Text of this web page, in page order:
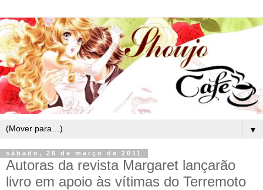
▼
sábado, 26 de março de 2011
Autoras da revista Margaret lançarão
livro em apoio às vítimas do Terremoto